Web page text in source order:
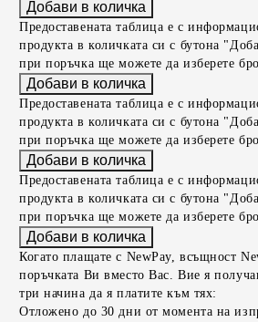
Предоставената таблица е с
продукта в количката си с бутона
при поръчка ще можете да изберете
Предоставената таблица е с
продукта в количката си с бутона
при поръчка ще можете да изберете
Предоставената таблица е с
продукта в количката си с бутона
при поръчка ще можете да изберете
Когато плащате с NewPay, всъщност
поръчката Ви вместо Вас. Вие я
три начина да я платите към тях:
Отложено до 30 дни от момента на